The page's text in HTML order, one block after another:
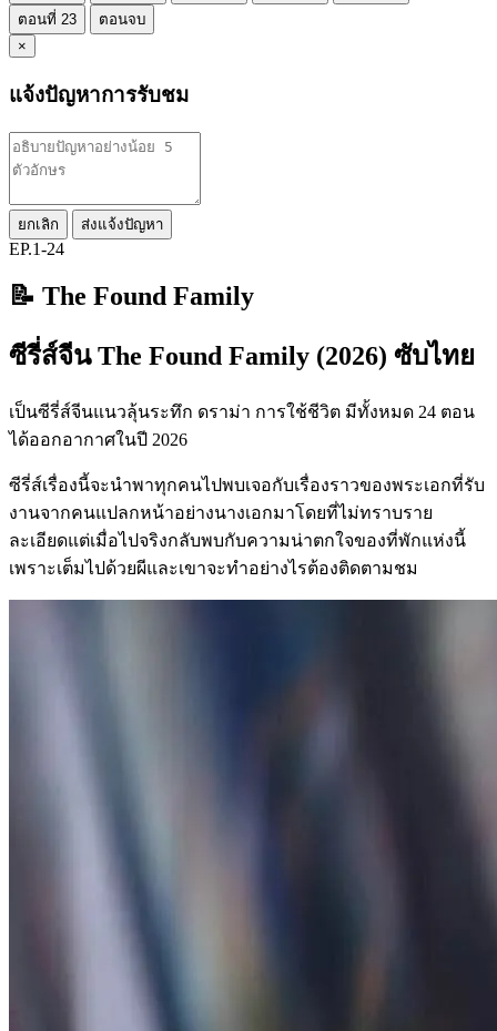
ตอนที่ 23
ตอนจบ
×
แจ้งปัญหาการรับชม
ยกเลิก ส่งแจ้งปัญหา
EP.1-24
📝 The Found Family
ซีรี่ส์จีน The Found Family (2026) ซับไทย
เป็นซีรี่ส์จีนแนวลุ้นระทึก ดราม่า การใช้ชีวิต มีทั้งหมด 24 ตอน
ได้ออกอากาศในปี 2026
ซีรี่ส์เรื่องนี้จะนำพาทุกคนไปพบเจอกับเรื่องราวของพระเอกที่รับ
งานจากคนแปลกหน้าอย่างนางเอกมาโดยที่ไม่ทราบราย
ละเอียดแต่เมื่อไปจริงกลับพบกับความน่าตกใจของที่พักแห่งนี้
เพราะเต็มไปด้วยผีและเขาจะทำอย่างไรต้องติดตามชม